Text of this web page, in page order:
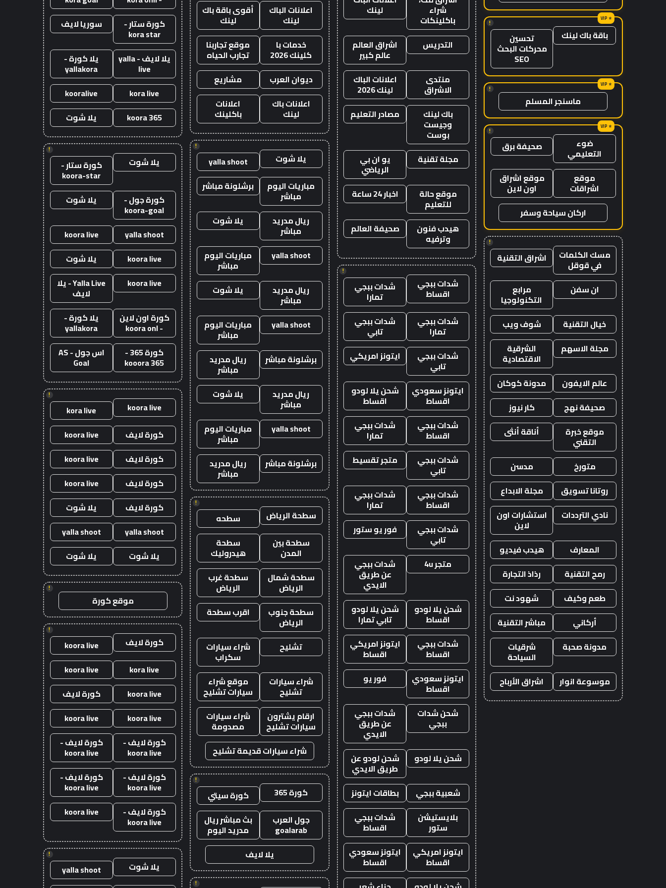
!
باقة باك لينك تحسين
محركات البحث
SEO
!
ماسنجر المسلم
!
ضوء
التعليمي صحيفة برق
موقع
اشراقات
موقع اشراق
اون لاين
اركان سياحة وسفر
!
مسك الكلمات
في قوقل اشراق التقنية
ان سفن مرابع
التكنولوجيا
خيال التقنية
شوف ويب
مجلة الاسهم
الشرقية
الاقتصادية
عالم الايفون
مدونة كوكان
صحيفة نهج
كار نيوز
موقع خبرة
التقني
أناقة أنثى
متورخ
مدسن
روتانا تسويق
مجلة الابداع
نادي الترددات
استشارات اون
لاين
المعارف
هيدب فيديو
رمح التقنية
رذاذ التجارة
طعم وكيف
شهود نت
أركاني
مباشر التقنية
مدونة صحبة
شرقيات
السياحة
موسوعة انوار
اشراق الأرباح
شراء
باكلينكات
لينك
التدريس اشراق العالم
عالم كبير
منتدى
الاشراق
اعلانات الباك
لينك 2026
باك لينك
وجيست
بوست
مصادر التعليم
مجلة تقنية يو ان بي
الرياضي
موقع حالة
للتعليم
اخبار 24 ساعة
هيدب فنون
وترفيه
صحيفة العالم
!
شدات ببجي
اقساط شدات ببجي
تمارا
شدات ببجي
تمارا
شدات ببجي
تابي
شدات ببجي
تابي
ايتونز امريكي
ايتونز سعودي
اقساط
شحن يلا لودو
اقساط
شدات ببجي
اقساط
شدات ببجي
تمارا
شدات ببجي
تابي
متجر تقسيط
شدات ببجي
اقساط
شدات ببجي
تمارا
شدات ببجي
تابي
فور يو ستور
متجر 4u شدات ببجي
عن طريق
الايدي
شحن يلا لودو
اقساط
شحن يلا لودو
تابي تمارا
شدات ببجي
اقساط
ايتونز امريكي
اقساط
ايتونز سعودي
اقساط
فور يو
شحن شدات
ببجي
شدات ببجي
عن طريق
الايدي
شحن يلا لودو
شحن لودو عن
طريق الايدي
شعبية ببجي
بطاقات ايتونز
بلايستيشن
ستور
شدات ببجي
اقساط
ايتونز امريكي
اقساط
ايتونز سعودي
اقساط
اعلانات الباك
لينك
أقوى باقة باك
لينك
خدمات با
كلينك 2026
موقع تجاربنا
تجارب الحياه
ديوان العرب
مشاريع
اعلانات باك
لينك
اعلانات
باكلينك
!
يلا شوت
yalla shoot
مباريات اليوم
مباشر
برشلونة مباشر
ريال مدريد
مباشر
يلا شوت
yalla shoot مباريات اليوم
مباشر
ريال مدريد
مباشر
يلا شوت
yalla shoot مباريات اليوم
مباشر
برشلونة مباشر
ريال مدريد
مباشر
ريال مدريد
مباشر
يلا شوت
yalla shoot مباريات اليوم
مباشر
برشلونة مباشر
ريال مدريد
مباشر
!
سطحة الرياض
سطحه
سطحة بين
المدن
سطحة
هيدروليك
سطحة شمال
الرياض
سطحة غرب
الرياض
سطحة جنوب
الرياض
اقرب سطحة
تشليح شراء سيارات
سكراب
شراء سيارات
تشليح
موقع شراء
سيارات تشليح
ارقام يشترون
سيارات تشليح
شراء سيارات
مصدومة
شراء سيارات قديمة تشليح
!
كورة 365
كورة سيتي
جول العرب
goalarab
بث مباشر ريال
مدريد اليوم
يلا لايف
!
كورة ستار -
kora star
سوريا لايف
يلا لايف - yalla
live
يلا كورة -
yallakora
kora live
kooralive
koora 365
يلا شوت
!
يلا شوت كورة ستار -
koora-star
كورة جول -
koora-goal
يلا شوت
yalla shoot
koora live
koora live
يلا شوت
koora live
Yalla Live - يلا
لايف
كورة اون لاين
- koora onl
يلا كورة -
yallakora
كورة 365 -
kooora 365
اس جول - AS
Goal
!
koora live
kora live
كورة لايف
koora live
كورة لايف
koora live
كورة لايف
koora live
كورة لايف
يلا شوت
yalla shoot
yalla shoot
يلا شوت
يلا شوت
!
موقع كورة
!
كورة لايف
koora live
kora live
koora live
koora live
كورة لايف
koora live
koora live
كورة لايف -
koora live
كورة لايف -
koora live
كورة لايف -
koora live
كورة لايف -
koora live
كورة لايف -
koora live
koora live
!
يلا شوت
yalla shoot